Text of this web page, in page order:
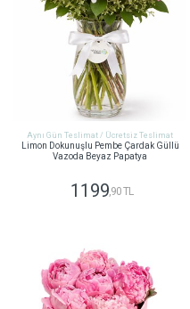
Aynı Gün Teslimat / Ücretsiz Teslimat
Limon Dokunuşlu Pembe Çardak Güllü
Vazoda Beyaz Papatya
1199,90 TL